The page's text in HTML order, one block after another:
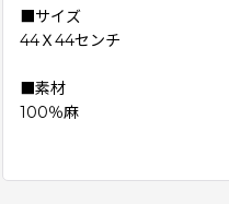
■サイズ
44Ｘ44センチ
■素材
100％麻